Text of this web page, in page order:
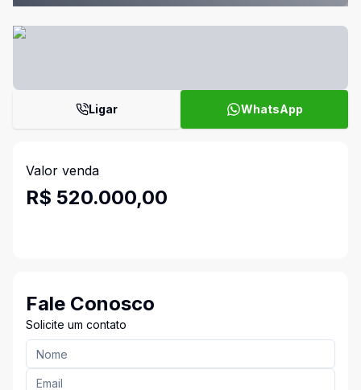
Ligar WhatsApp
Valor venda
R$ 520.000,00
Fale Conosco
Solicite um contato